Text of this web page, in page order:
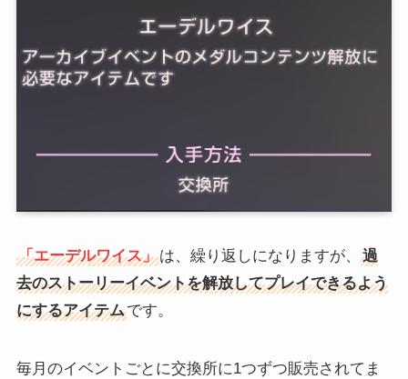
「エーデルワイス」は、繰り返しになりますが、
過
去のストーリーイベントを解放してプレイできるよう
にするアイテムです。
毎月のイベントごとに交換所に1つずつ販売されてま